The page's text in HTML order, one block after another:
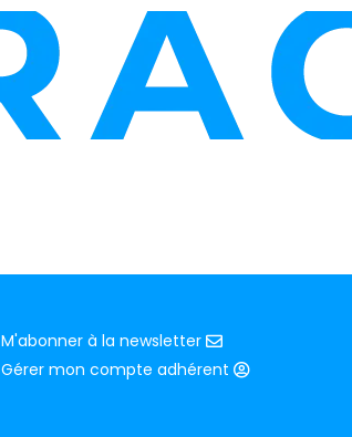
M'abonner à la newsletter
Gérer mon compte adhérent